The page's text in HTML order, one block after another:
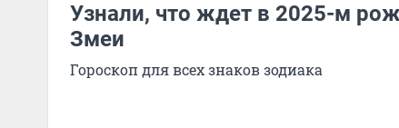
Узнали, что ждет в 2025-м
Змеи
Гороскоп для всех знаков зодиака